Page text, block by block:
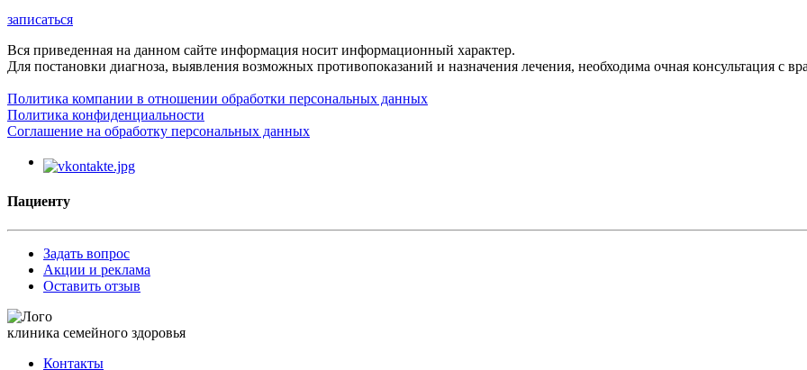
записаться
Вся приведенная на данном сайте информация носит информационный характер.
Для постановки диагноза, выявления возможных противопоказаний и назначения лечения, необходима очная консультация с
Политика компании в отношении обработки персональных данных
Политика конфиденциальности
Соглашение на обработку персональных данных
Пациенту
Задать вопрос
Акции и реклама
Оставить отзыв
клиника семейного здоровья
Контакты